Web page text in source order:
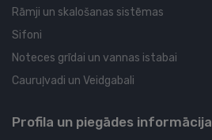
Rāmji un skalošanas sistēmas
Sifoni
Noteces grīdai un vannas istabai
Cauruļvadi un Veidgabali
Profila un piegādes informācija